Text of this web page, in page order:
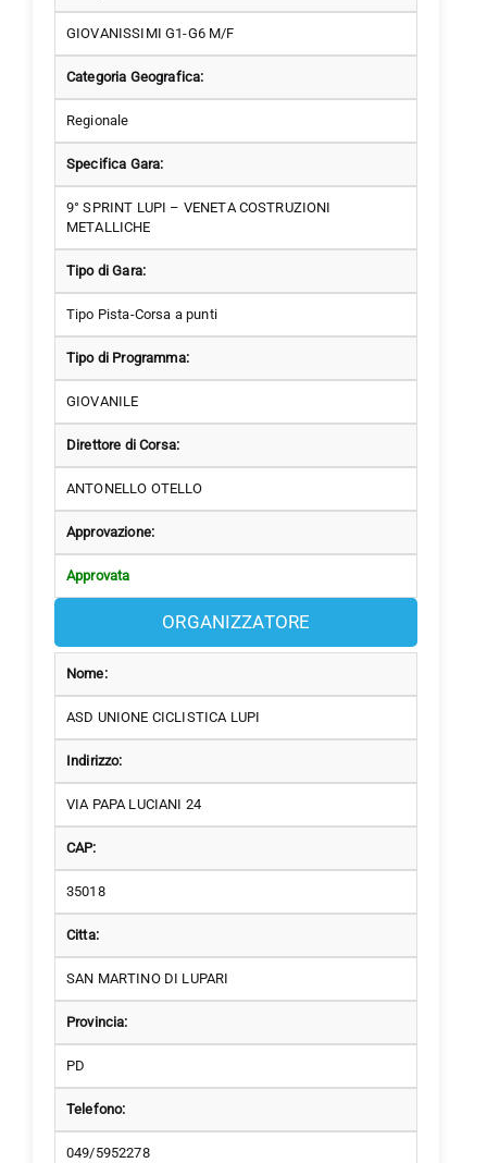
GIOVANISSIMI G1-G6 M/F
Categoria Geografica:
Regionale
Specifica Gara:
9° SPRINT LUPI – VENETA COSTRUZIONI
METALLICHE
Tipo di Gara:
Tipo Pista-Corsa a punti
Tipo di Programma:
GIOVANILE
Direttore di Corsa:
ANTONELLO OTELLO
Approvazione:
Approvata
ORGANIZZATORE
Nome:
ASD UNIONE CICLISTICA LUPI
Indirizzo:
VIA PAPA LUCIANI 24
CAP:
35018
Citta:
SAN MARTINO DI LUPARI
Provincia:
PD
Telefono:
049/5952278